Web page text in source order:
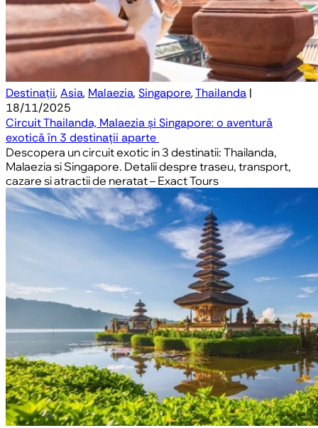
Destinații,Asia, Malaezia,Singapore,Thailanda |
18/11/2025
Circuit Thailanda, Malaezia și Singapore: o aventură
exotică în 3 destinații aparte
Descopera un circuit exotic in 3 destinatii: Thailanda,
Malaezia si Singapore. Detalii despre traseu, transport,
cazare si atractii de neratat – Exact Tours